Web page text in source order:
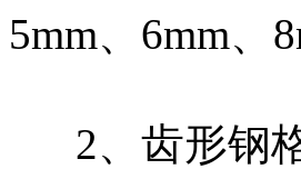
5mm、6mm、
2、齿形钢格